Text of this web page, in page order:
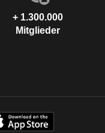
+ 1.300.000
Mitglieder